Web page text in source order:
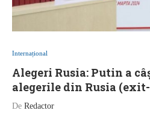
Internațional
Alegeri Rusia: Putin a
alegerile din Rusia
De Redactor